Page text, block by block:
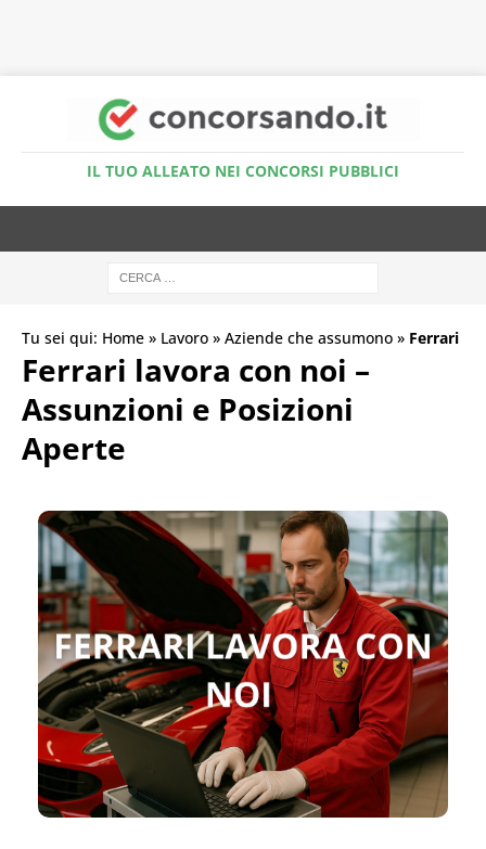
IL TUO ALLEATO NEI CONCORSI PUBBLICI
Tu sei qui: Home » Lavoro » Aziende che assumono » Ferrari
Ferrari lavora con noi –
Assunzioni e Posizioni
Aperte